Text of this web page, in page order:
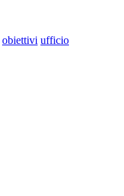
obiettivi ufficio